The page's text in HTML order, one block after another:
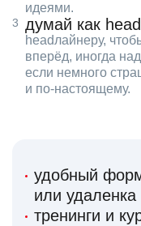
идеями.
думай как
headлайнеру,
вперёд, иногда
если немного
и по‑настоящему.
удобный
или удаленка
тренинги и